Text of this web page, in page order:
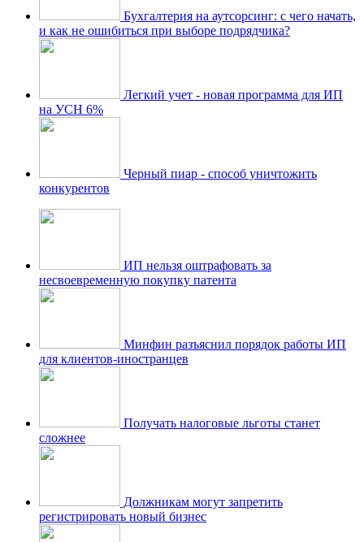
Бухгалтерия на аутсорсинг: с чего начать,
и как не ошибиться при выборе подрядчика?
Легкий учет - новая программа для ИП
на УСН 6%
Черный пиар - способ уничтожить
конкурентов
ИП нельзя оштрафовать за
несвоевременную покупку патента
Минфин разъяснил порядок работы ИП
для клиентов-иностранцев
Получать налоговые льготы станет
сложнее
Должникам могут запретить
регистрировать новый бизнес